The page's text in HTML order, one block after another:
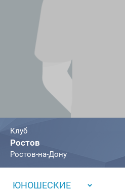
Клуб
Ростов
Ростов-на-Дону
ЮНОШЕСКИЕ